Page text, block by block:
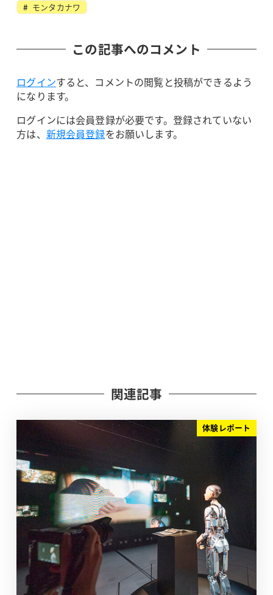
モンタカナワ
この記事へのコメント
ログインすると、コメントの閲覧と投稿ができるよう
になります。
ログインには会員登録が必要です。登録されていない
方は、 新規会員登録をお願いします。
関連記事
体験レポート